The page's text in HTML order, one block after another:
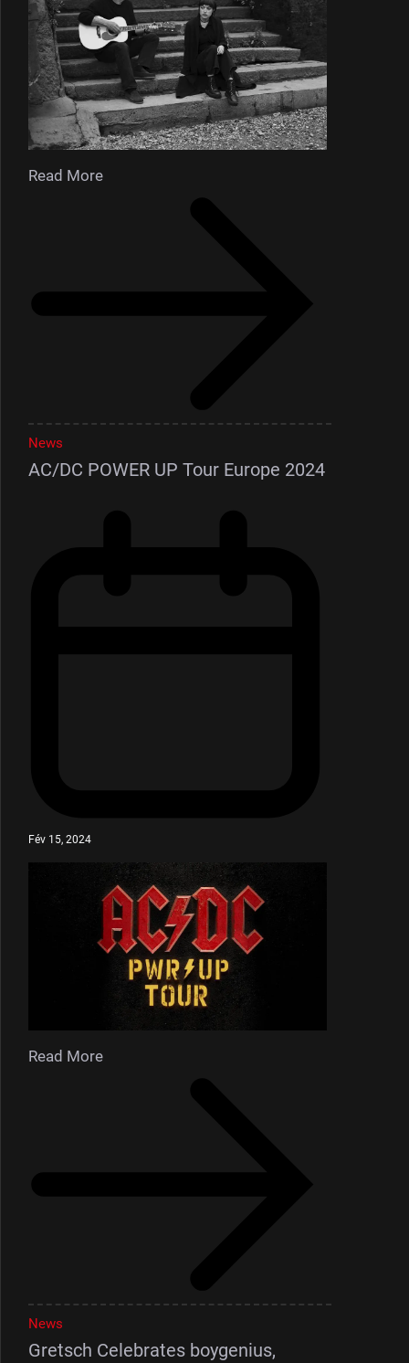
Read More
News
AC/DC POWER UP Tour Europe 2024
Fév 15, 2024
Read More
News
Gretsch Celebrates boygenius,